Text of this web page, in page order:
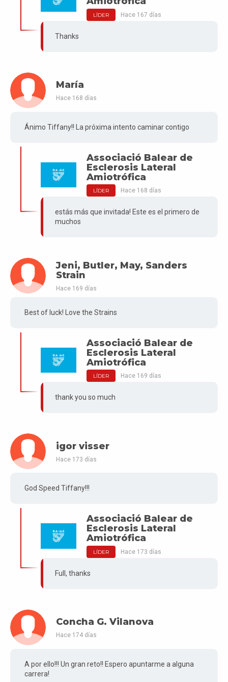
LÍDER Hace 167 días
Thanks
María
Hace 168 días
Ánimo Tiffany!! La próxima intento caminar contigo
Associació Balear de
Esclerosis Lateral
Amiotrófica
LÍDER Hace 168 días
estás más que invitada! Este es el primero de
muchos
Jeni, Butler, May, Sanders
Strain
Hace 169 días
Best of luck! Love the Strains
Associació Balear de
Esclerosis Lateral
Amiotrófica
LÍDER Hace 169 días
thank you so much
igor visser
Hace 173 días
God Speed Tiffany!!!
Associació Balear de
Esclerosis Lateral
Amiotrófica
LÍDER Hace 173 días
Full, thanks
Concha G. Vilanova
Hace 174 días
A por ello!!! Un gran reto!! Espero apuntarme a alguna
carrera!